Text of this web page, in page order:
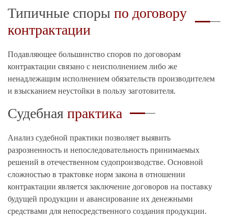
Типичные споры по договору
контрактации
Подавляющее большинство споров по договорам
контрактации связано с неисполнением либо же
ненадлежащим исполнением обязательств производителем
и взысканием неустойки в пользу заготовителя.
Судебная практика
Анализ судебной практики позволяет выявить
разрозненность и непоследовательность принимаемых
решений в отечественном судопроизводстве. Основной
сложностью в трактовке норм закона в отношении
контрактации является заключение договоров на поставку
будущей продукции и авансирование их денежными
средствами для непосредственного создания продукции.